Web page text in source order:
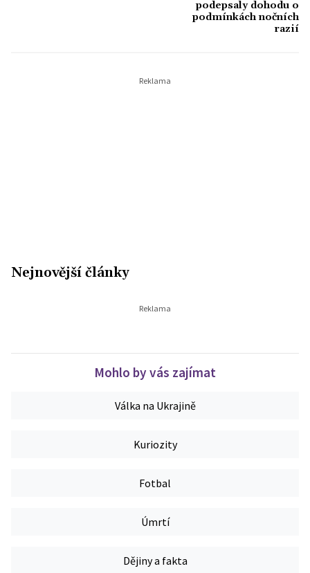
podepsaly dohodu o
podmínkách nočních
razií
Nejnovější články
Mohlo by vás zajímat
Válka na Ukrajině
Kuriozity
Fotbal
Úmrtí
Dějiny a fakta